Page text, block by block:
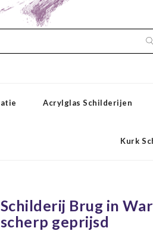
Acrylglas Schilderijen
Kurk
Schilderij Brug in
scherp geprijsd